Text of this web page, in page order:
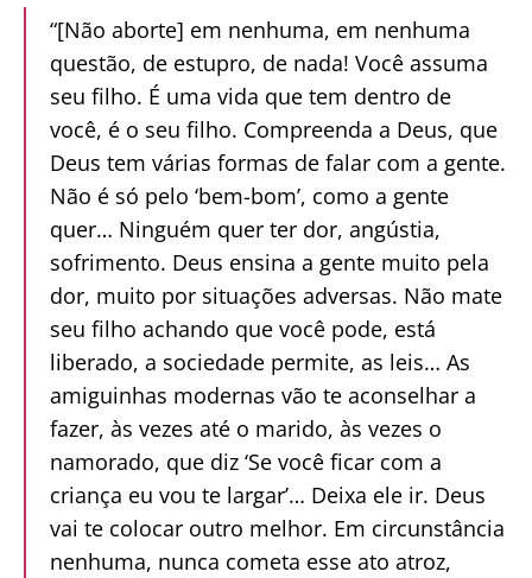
“[Não aborte] em nenhuma, em nenhuma
questão, de estupro, de nada! Você assuma
seu filho. É uma vida que tem dentro de
você, é o seu filho. Compreenda a Deus, que
Deus tem várias formas de falar com a gente.
Não é só pelo ‘bem-bom’, como a gente
quer… Ninguém quer ter dor, angústia,
sofrimento. Deus ensina a gente muito pela
dor, muito por situações adversas. Não mate
seu filho achando que você pode, está
liberado, a sociedade permite, as leis… As
amiguinhas modernas vão te aconselhar a
fazer, às vezes até o marido, às vezes o
namorado, que diz ‘Se você ficar com a
criança eu vou te largar’… Deixa ele ir. Deus
vai te colocar outro melhor. Em circunstância
nenhuma, nunca cometa esse ato atroz,